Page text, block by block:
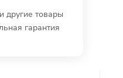
другие товары
гарантия